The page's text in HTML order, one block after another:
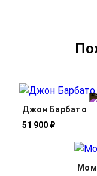
Джон Барбато
51 900 ₽